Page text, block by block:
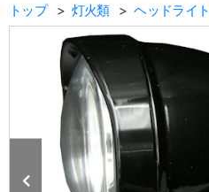
トップ
灯火類 ヘッドライト